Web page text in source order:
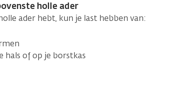
holle ader
ader hebt, kun je last hebben van:
hals of op je borstkas